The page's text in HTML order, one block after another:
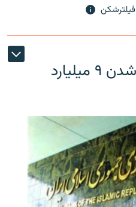
بانک مرکزی ایران گم شدن ۹ میلیارد